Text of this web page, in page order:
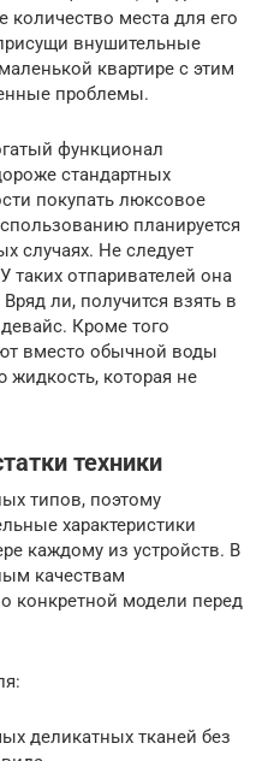
количество места для его
внушительные
квартире с этим
проблемы.
функционал
стандартных
покупать люксовое
планируется
случаях. Не следует
таких отпаривателей она
ли, получится взять в
Кроме того
вместо обычной воды
жидкость, которая не
техники
типов, поэтому
характеристики
каждому из устройств. В
качествам
конкретной модели перед
деликатных тканей без